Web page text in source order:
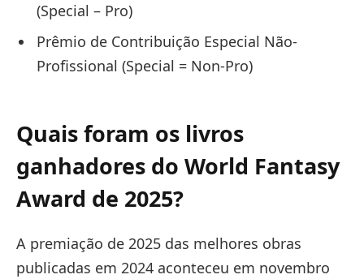
(Special – Pro)
Prêmio de Contribuição Especial Não-
Profissional (Special = Non-Pro)
Quais foram os livros
ganhadores do World Fantasy
Award de 2025?
A premiação de 2025 das melhores obras
publicadas em 2024 aconteceu em novembro